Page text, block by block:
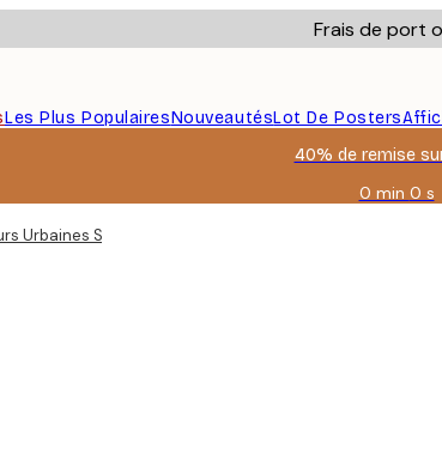
Frais de port
Les Plus PopulairesNouveautésLot De Posters
40% de remise
0 min 0 s
Urbaines Surréalistes Affiche